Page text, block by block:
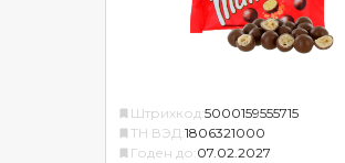
Штрихкод: 5000159555715
ТН ВЭД: 1806321000
Годен до: 07.02.2027